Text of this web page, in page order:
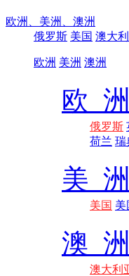
欧洲、 美洲、 澳洲
俄罗斯 美国 澳大
欧洲 美洲 澳洲
欧 洲
俄罗斯
荷兰 瑞
美 洲
美国 美
澳 洲
澳大利